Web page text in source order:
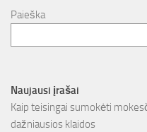
Paieška
Naujausi įrašai
Kaip teisingai sumokėti
dažniausios klaidos